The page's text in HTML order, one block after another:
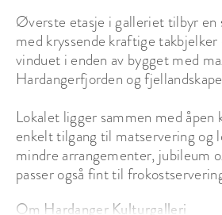
Øverste etasje i galleriet tilbyr en
med kryssende kraftige
vinduet i enden av bygget med
Hardangerfjorden og
Lokalet ligger sammen med åpen
enkelt tilgang til matservering og
mindre arrangementer, jubileum
passer også fint til
Om Hardanger Kulturgalleri